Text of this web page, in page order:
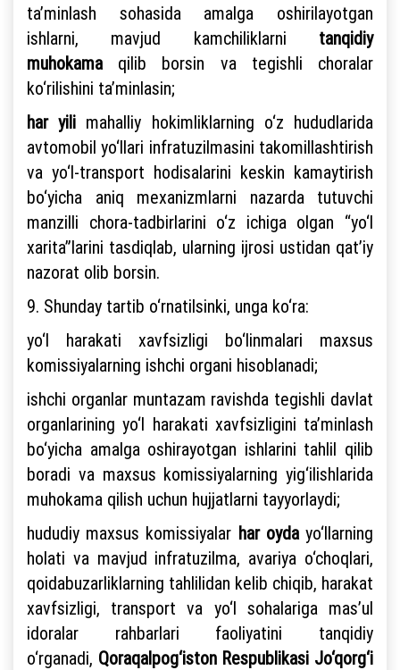
ta’minlash sohasida amalga oshirilayotgan
ishlarni, mavjud kamchiliklarni tanqidiy
muhokamaqilib borsin va tegishli choralar
ko‘rilishini ta’minlasin;
har yili mahalliy hokimliklarning o‘z hududlarida
avtomobil yo‘llari infratuzilmasini takomillashtirish
va yo‘l-transport hodisalarini keskin kamaytirish
bo‘yicha aniq mexanizmlarni nazarda tutuvchi
manzilli chora-tadbirlarini o‘z ichiga olgan “yo‘l
xarita”larini tasdiqlab, ularning ijrosi ustidan qat’iy
nazorat olib borsin.
9. Shunday tartib o‘rnatilsinki, unga ko‘ra:
yo‘l harakati xavfsizligi bo‘linmalari maxsus
komissiyalarning ishchi organi hisoblanadi;
ishchi organlar muntazam ravishda tegishli davlat
organlarining yo‘l harakati xavfsizligini ta’minlash
bo‘yicha amalga oshirayotgan ishlarini tahlil qilib
boradi va maxsus komissiyalarning yig‘ilishlarida
muhokama qilish uchun hujjatlarni tayyorlaydi;
hududiy maxsus komissiyalar har oydayo‘llarning
holati va mavjud infratuzilma, avariya o‘choqlari,
qoidabuzarliklarning tahlilidan kelib chiqib, harakat
xavfsizligi, transport va yo‘l sohalariga mas’ul
idoralar rahbarlari faoliyatini tanqidiy
o‘rganadi, Qoraqalpog‘iston Respublikasi Jo‘qorg‘i